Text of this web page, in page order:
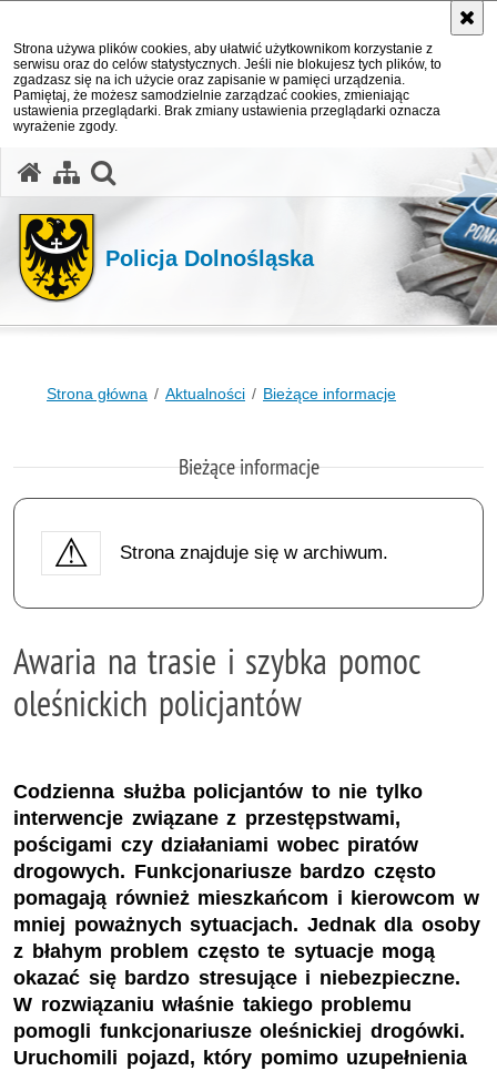
Strona używa plików cookies, aby ułatwić użytkownikom korzystanie z
serwisu oraz do celów statystycznych. Jeśli nie blokujesz tych plików, to
zgadzasz się na ich użycie oraz zapisanie w pamięci urządzenia.
Pamiętaj, że możesz samodzielnie zarządzać cookies, zmieniając
ustawienia przeglądarki. Brak zmiany ustawienia przeglądarki oznacza
wyrażenie zgody.
Policja Dolnośląska
Strona główna Aktualności Bieżące informacje
Bieżące informacje
Strona znajduje się w archiwum.
Awaria na trasie i szybka pomoc
oleśnickich policjantów
Codzienna służba policjantów to nie tylko
interwencje związane z przestępstwami,
pościgami czy działaniami wobec piratów
drogowych. Funkcjonariusze bardzo często
pomagają również mieszkańcom i kierowcom w
mniej poważnych sytuacjach. Jednak dla osoby
z błahym problem często te sytuacje mogą
okazać się bardzo stresujące i niebezpieczne.
W rozwiązaniu właśnie takiego problemu
pomogli funkcjonariusze oleśnickiej drogówki.
Uruchomili pojazd, który pomimo uzupełnienia